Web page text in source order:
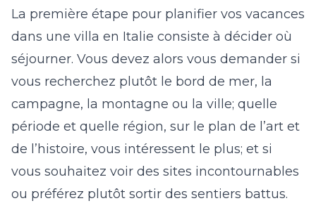
La première étape pour planifier vos vacances
dans une villa en Italie consiste à décider où
séjourner. Vous devez alors vous demander si
vous recherchez plutôt le bord de mer, la
campagne, la montagne ou la ville; quelle
période et quelle région, sur le plan de l’art et
de l’histoire, vous intéressent le plus; et si
vous souhaitez voir des sites incontournables
ou préférez plutôt sortir des sentiers battus.